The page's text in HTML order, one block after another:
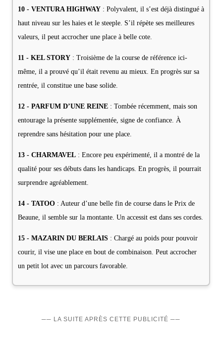
10 - VENTURA HIGHWAY : Polyvalent, il s’est déjà distingué à
haut niveau sur les haies et le steeple. S’il répète ses meilleures
valeurs, il peut accrocher une place à belle cote.
11 - KEL STORY : Troisième de la course de référence ici-
même, il a prouvé qu’il était revenu au mieux. En progrès sur sa
rentrée, il constitue une base solide.
12 - PARFUM D’UNE REINE : Tombée récemment, mais son
entourage la présente supplémentée, signe de confiance. À
reprendre sans hésitation pour une place.
13 - CHARMAVEL : Encore peu expérimenté, il a montré de la
qualité pour ses débuts dans les handicaps. En progrès, il pourrait
surprendre agréablement.
14 - TATOO : Auteur d’une belle fin de course dans le Prix de
Beaune, il semble sur la montante. Un accessit est dans ses cordes.
15 - MAZARIN DU BERLAIS : Chargé au poids pour pouvoir
courir, il vise une place en bout de combinaison. Peut accrocher
un petit lot avec un parcours favorable.
── LA SUITE APRÈS CETTE PUBLICITÉ ──